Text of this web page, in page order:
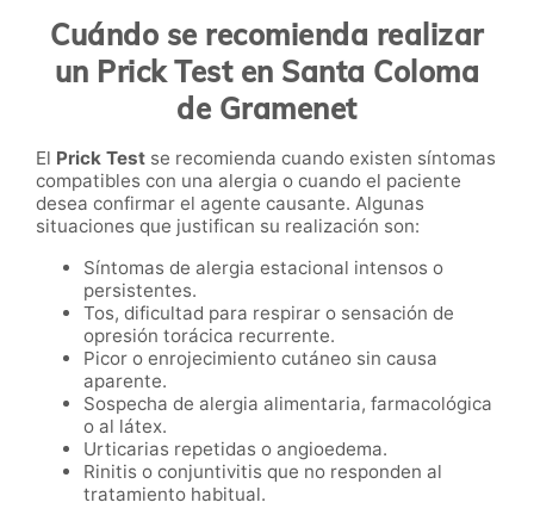
Cuándo se recomienda realizar
un Prick Test en Santa Coloma
de Gramenet
El Prick Test se recomienda cuando existen síntomas
compatibles con una alergia o cuando el paciente
desea confirmar el agente causante. Algunas
situaciones que justifican su realización son:
Síntomas de alergia estacional intensos o
persistentes.
Tos, dificultad para respirar o sensación de
opresión torácica recurrente.
Picor o enrojecimiento cutáneo sin causa
aparente.
Sospecha de alergia alimentaria, farmacológica
o al látex.
Urticarias repetidas o angioedema.
Rinitis o conjuntivitis que no responden al
tratamiento habitual.